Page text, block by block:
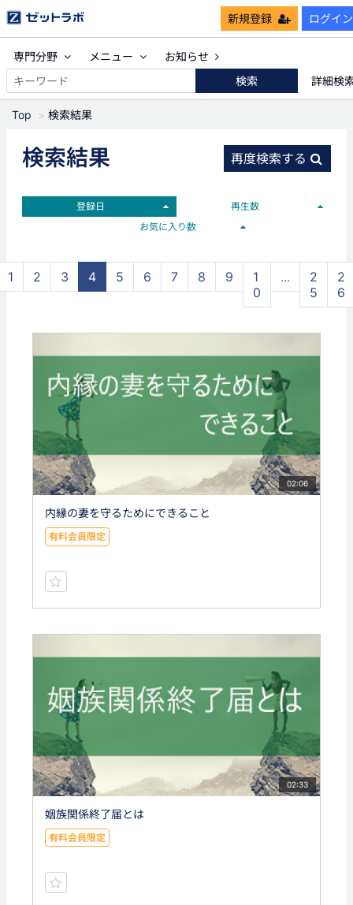
新規登録 ログイン
専門分野 メニュー
お知らせ
検索
詳細検
Top 検索結果
検索結果 再度検索する
登録日
再生数
お気に入り数
1 2 3 4 5 6 7 8 9
1
0
...
2
5
2
6
02:06
内縁の妻を守るためにできること
有料会員限定
02:33
姻族関係終了届とは
有料会員限定